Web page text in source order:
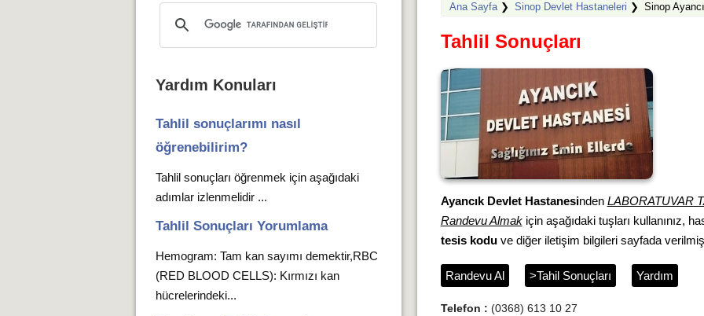
Ana Sayfa❯ Sinop Devlet Hastaneleri ❯ Sinop
Tahlil Sonuçları
Ayancık Devlet Hastanesinden LABORATUVAR
Randevu Almakiçin aşağıdaki tuşları kullanınız,
tesis koduve diğer iletişim bilgileri sayfada
Randevu Al >Tahil Sonuçları Yardım
Telefon : (0368) 613 10 27
Yardım Konuları
Tahlil sonuçlarımı nasıl
öğrenebilirim?
Tahlil sonuçları öğrenmek için aşağıdaki
adımlar izlenmelidir ...
Tahlil Sonuçları Yorumlama
Hemogram: Tam kan sayımı demektir,RBC
(RED BLOOD CELLS): Kırmızı kan
hücrelerindeki...